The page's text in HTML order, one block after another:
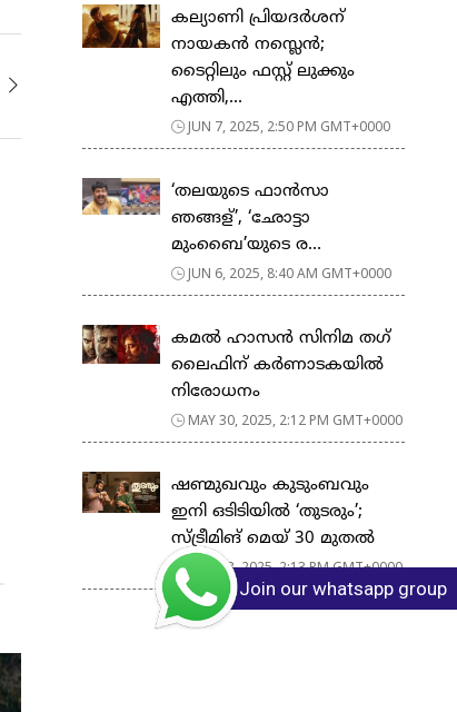
കല്യാണി പ്രിയദര്‍ശന്
നായകൻ നസ്ലെൻ;
ടൈറ്റിലും ഫസ്റ്റ് ലുക്കും
എത്തി,...
JUN 7, 2025, 2:50 PM GMT+0000
‘തലയുടെ ഫാൻസാ
ഞങ്ങള്’, ‘ഛോട്ടാ
മുംബൈ’യുടെ ര...
JUN 6, 2025, 8:40 AM GMT+0000
കമല്‍ ഹാസന്‍ സിനിമ തഗ്
ലൈഫിന് കര്‍ണാടകയില്‍
നിരോധനം
MAY 30, 2025, 2:12 PM GMT+0000
ഷണ്മുഖവും കുടുംബവും
ഇനി ഒടിടിയിൽ ‘തുടരും’;
സ്ട്രീമിങ് മെയ് 30 മുതൽ
MAY 28, 2025, 2:13 PM GMT+0000
Join our whatsapp group